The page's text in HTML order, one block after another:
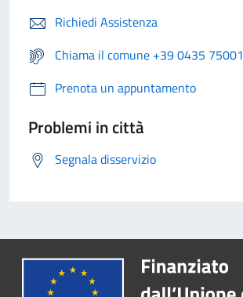
Richiedi Assistenza
Chiama il comune +39 0435 75001
Prenota un appuntamento
Problemi in città
Segnala disservizio